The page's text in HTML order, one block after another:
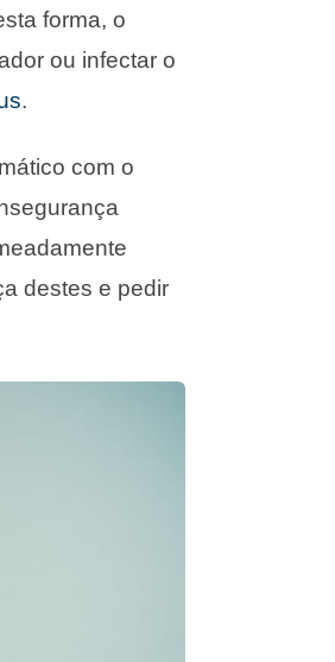
forma, o
ou infectar o
.
com o
destes e pedir